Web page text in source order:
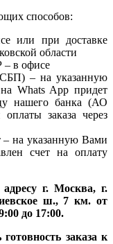
способов:
или при доставке
области
– в офисе
– на указанную
Whats App придет
нашего банка (АО
заказа через
– на указанную Вами
счет на оплату
г. Москва, г.
ш., 7 км. от
до 17:00.
заказа к